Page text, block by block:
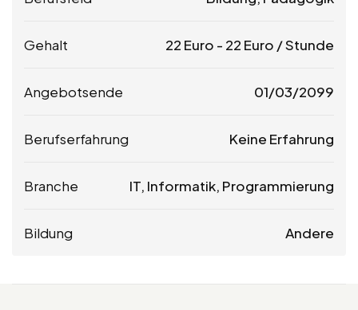
Gehalt 22 Euro - 22 Euro / Stunde
Angebotsende 01/03/2099
Berufserfahrung Keine Erfahrung
Branche IT, Informatik, Programmierung
Bildung Andere